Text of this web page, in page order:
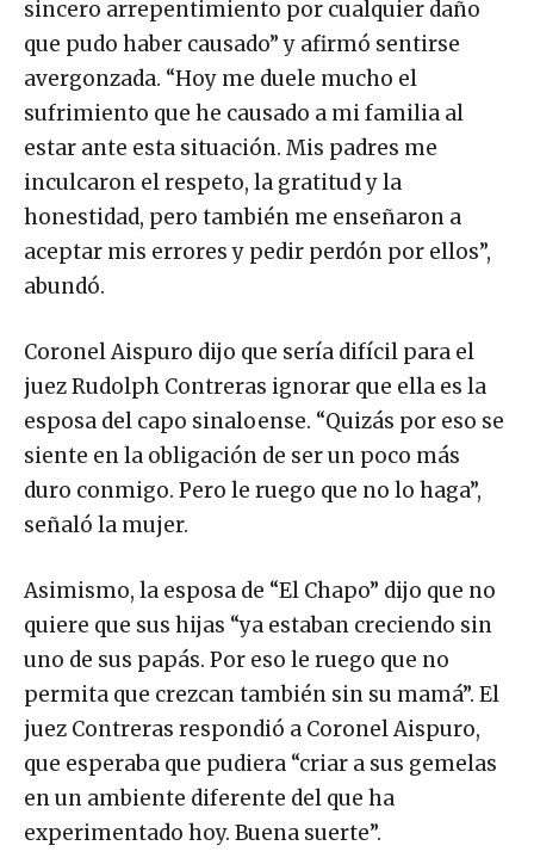
que pudo haber causado” y afirmó sentirse
avergonzada. “Hoy me duele mucho el
sufrimiento que he causado a mi familia al
estar ante esta situación. Mis padres me
inculcaron el respeto, la gratitud y la
honestidad, pero también me enseñaron a
aceptar mis errores y pedir perdón por ellos”,
abundó.
Coronel Aispuro dijo que sería difícil para el
juez Rudolph Contreras ignorar que ella es la
esposa del capo sinaloense. “Quizás por eso se
siente en la obligación de ser un poco más
duro conmigo. Pero le ruego que no lo haga”,
señaló la mujer.
Asimismo, la esposa de “El Chapo” dijo que no
quiere que sus hijas “ya estaban creciendo sin
uno de sus papás. Por eso le ruego que no
permita que crezcan también sin su mamá”. El
juez Contreras respondió a Coronel Aispuro,
que esperaba que pudiera “criar a sus gemelas
en un ambiente diferente del que ha
experimentado hoy. Buena suerte”.